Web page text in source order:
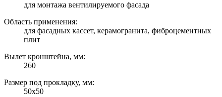
для монтажа вентилируемого фасада
Область применения:
для фасадных кассет, керамогранита, фиброцементных
плит
Вылет кронштейна, мм:
260
Размер под прокладку, мм:
50х50